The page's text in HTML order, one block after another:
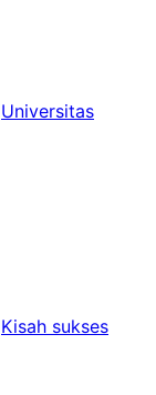
Universitas
Kisah sukses